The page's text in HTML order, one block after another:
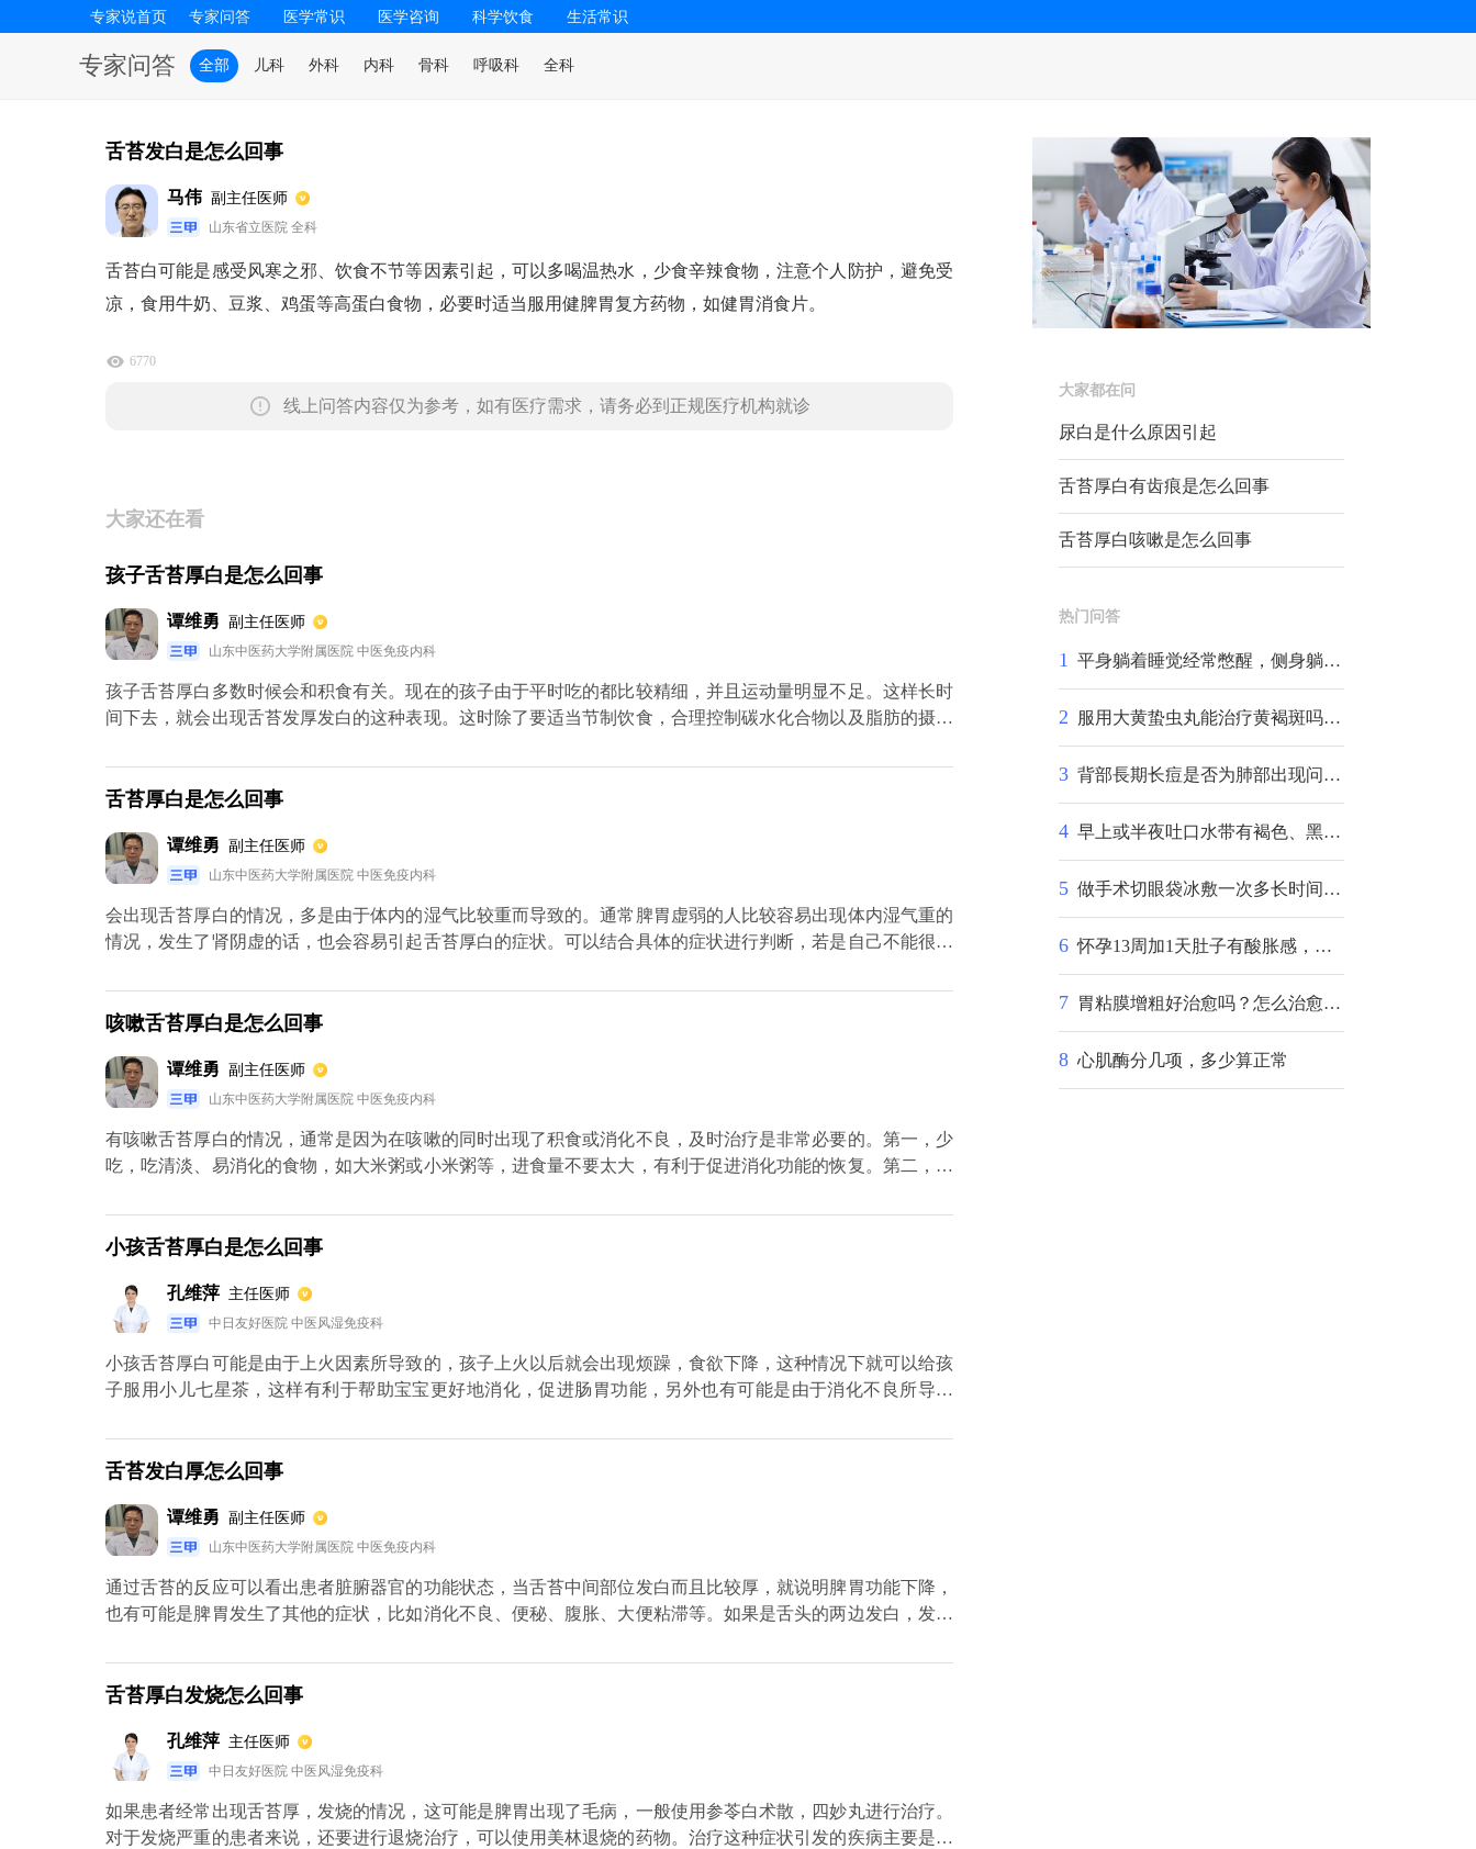
专家说首页 专家问答 医学常识 医学咨询 科学饮食 生活常识
专家问答 全部 儿科 外科 内科 骨科 呼吸科 全科
舌苔发白是怎么回事
马伟 副主任医师
山东省立医院 全科
舌苔白可能是感受风寒之邪、饮食不节等因素引起，可以多喝温热水，少食辛辣食物，注意个人防护，避免受
凉，食用牛奶、豆浆、鸡蛋等高蛋白食物，必要时适当服用健脾胃复方药物，如健胃消食片。
6770
线上问答内容仅为参考，如有医疗需求，请务必到正规医疗机构就诊
大家还在看
孩子舌苔厚白是怎么回事
谭维勇 副主任医师
山东中医药大学附属医院 中医免疫内科
孩子舌苔厚白多数时候会和积食有关。现在的孩子由于平时吃的都比较精细，并且运动量明显不足。这样长时
间下去，就会出现舌苔发厚发白的这种表现。这时除了要适当节制饮食，合理控制碳水化合物以及脂肪的摄入
行治疗。这种药物没有小儿的剂型，通常可以按照成人剂量减半进行口服，一般需要持3-5天左右的时间，能
够有效缓解积食。等到积食得到缓解之后，舌苔自然就会变薄。
舌苔厚白是怎么回事
谭维勇 副主任医师
山东中医药大学附属医院 中医免疫内科
会出现舌苔厚白的情况，多是由于体内的湿气比较重而导致的。通常脾胃虚弱的人比较容易出现体内湿气重的
情况，发生了肾阴虚的话，也会容易引起舌苔厚白的症状。可以结合具体的症状进行判断，若是自己不能很好
必要时，也可在医生的指导适当的服用一些药物来排湿气。
咳嗽舌苔厚白是怎么回事
谭维勇 副主任医师
山东中医药大学附属医院 中医免疫内科
有咳嗽舌苔厚白的情况，通常是因为在咳嗽的同时出现了积食或消化不良，及时治疗是非常必要的。第一，少
吃，吃清淡、易消化的食物，如大米粥或小米粥等，进食量不要太大，有利于促进消化功能的恢复。第二，还
细菌感染。如果是细菌感染，应该同时使用抗生素，可以使用对胃肠道刺激较小的抗生素，如头孢克肟、头孢
拉定等，不会加重积食或消化不良。
小孩舌苔厚白是怎么回事
孔维萍 主任医师
中日友好医院 中医风湿免疫科
小孩舌苔厚白可能是由于上火因素所导致的，孩子上火以后就会出现烦躁，食欲下降，这种情况下就可以给孩
子服用小儿七星茶，这样有利于帮助宝宝更好地消化，促进肠胃功能，另外也有可能是由于消化不良所导致
舌苔发白厚怎么回事
谭维勇 副主任医师
山东中医药大学附属医院 中医免疫内科
通过舌苔的反应可以看出患者脏腑器官的功能状态，当舌苔中间部位发白而且比较厚，就说明脾胃功能下降，
也有可能是脾胃发生了其他的症状，比如消化不良、便秘、腹胀、大便粘滞等。如果是舌头的两边发白，发厚
状态，具体情况还需要到医院诊断。
舌苔厚白发烧怎么回事
孔维萍 主任医师
中日友好医院 中医风湿免疫科
如果患者经常出现舌苔厚，发烧的情况，这可能是脾胃出现了毛病，一般使用参苓白术散，四妙丸进行治疗。
对于发烧严重的患者来说，还要进行退烧治疗，可以使用美林退烧的药物。治疗这种症状引发的疾病主要是通
大家都在问
尿白是什么原因引起
舌苔厚白有齿痕是怎么回事
舌苔厚白咳嗽是怎么回事
热门问答
1 平身躺着睡觉经常憋醒，侧身躺着睡就没事，请问医生这是怎么回事？
2 服用大黄蛰虫丸能治疗黄褐斑吗？40岁的年龄长出来的，谢谢
3 背部長期长痘是否为肺部出现问题?！
4 早上或半夜吐口水带有褐色、黑色是什么原因什么病?早上或半夜吐口水带有褐色、黑色是什么原因什么病?
5 做手术切眼袋冰敷一次多长时间才好。。。。。: 一次冰敷多长时间
6 怀孕13周加1天肚子有酸胀感，很不舒服
7 胃粘膜增粗好治愈吗？怎么治愈啊？
8 心肌酶分几项，多少算正常